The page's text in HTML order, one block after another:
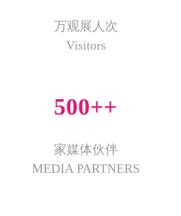
万观展人次
Visitors
500++
家媒体伙伴
MEDIA PARTNERS